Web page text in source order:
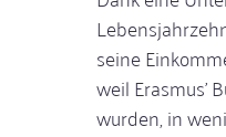
seine
weil Erasmus’
wurden, in